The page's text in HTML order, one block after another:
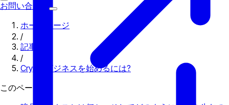
お問い合わせ
ホームページ
/
記事
/
Cryptoビジネスを始めるには?
このページで